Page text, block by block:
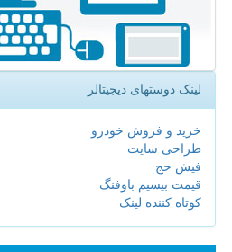
لینک دوستهای دیجیتالر
خرید و فروش خودرو
طراحی سایت
فیش حج
قیمت بیسیم باوفنگ
کوتاه کننده لینک